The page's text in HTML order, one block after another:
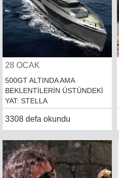
28 OCAK
500GT ALTINDA AMA
BEKLENTİLERİN ÜSTÜNDEKİ
YAT: STELLA
3308 defa okundu